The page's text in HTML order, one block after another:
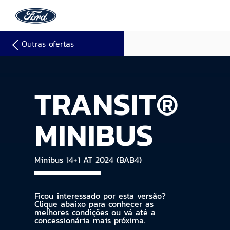
Outras ofertas
TRANSIT®
MINIBUS
Minibus 14+1 AT 2024 (BAB4)
Ficou interessado por esta versão?
Clique abaixo para conhecer as
melhores condições ou vá até a
concessionária mais próxima.